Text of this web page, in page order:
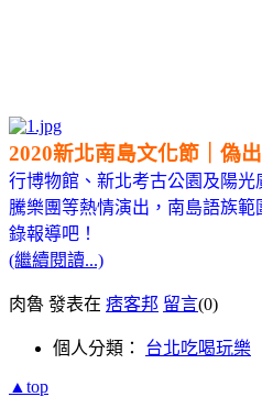
2020新北南島文化節｜偽
行博物館、新北考古公園及陽
騰樂團等熱情演出，南島語族
錄報導吧！
(繼續閱讀...)
肉魯 發表在 痞客邦 留言(0)
個人分類： 台北吃喝玩樂
▲top